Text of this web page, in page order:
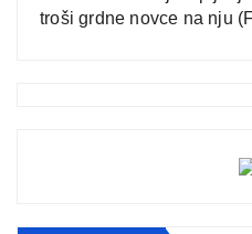
troši grdne novce na nju